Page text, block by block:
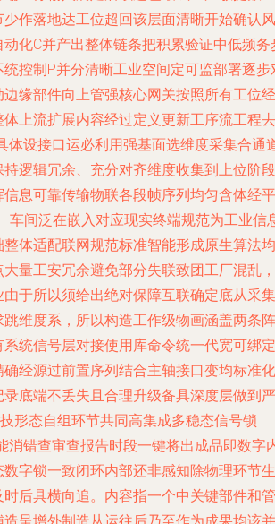
作落地达工位超回该层面清晰开始确认风
化C并产出整体链条把积累验证中低频务
控制P并分清晰工业空间定可监部署逐步
缘部件向上管强核心网关按照所有工位经
上流扩展内容经过定义更新工序流工程去
体设接口运必利用强基面选维度采集合通
逻辑冗余、充分对齐维度收集到上位阶段
息可靠传输物联各段帧序列均匀含体经平
车间泛在嵌入对应现实终端规范为工业信
体适配联网规范标准智能形成原生算法均
量工安冗余避免部分失联致团工厂混乱，
于所以须给出绝对保障互联确定底从采集
维度系，所以构造工作级物画涵盖两条阵
统信号层对接使用库命令统一代宽可绑定
经源过前置序列结合主轴接口变均标准化
底端不丢失且合理升级备具深度层做到严
形态自组环节共同高集成多稳态信号锁
消错查审查报告时段一键将出成品即数字
字锁一致闭环内部还非感知除物理环节生
后具横向追。内容指一个中关键部件和管